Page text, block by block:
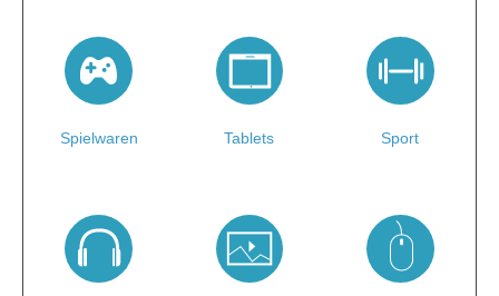
Spielwaren Tablets Sport